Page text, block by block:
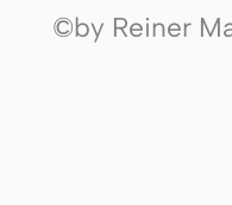
©by Reiner